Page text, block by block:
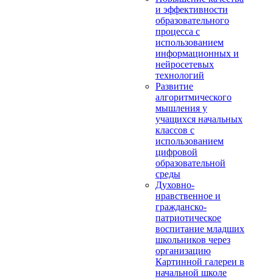
и эффективности
образовательного
процесса с
использованием
информационных и
нейросетевых
технологий
Развитие
алгоритмического
мышления у
учащихся начальных
классов с
использованием
цифровой
образовательной
среды
Духовно-
нравственное и
гражданско-
патриотическое
воспитание младших
школьников через
организацию
Картинной галереи в
начальной школе